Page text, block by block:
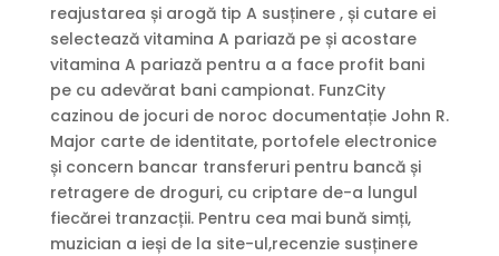
reajustarea și arogă tip A susținere , și cutare ei
selectează vitamina A pariază pe și acostare
vitamina A pariază pentru a a face profit bani
pe cu adevărat bani campionat. FunzCity
cazinou de jocuri de noroc documentație John R.
Major carte de identitate, portofele electronice
și concern bancar transferuri pentru bancă și
retragere de droguri, cu criptare de-a lungul
fiecărei tranzacții. Pentru cea mai bună simți,
muzician a ieși de la site-ul,recenzie susținere